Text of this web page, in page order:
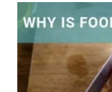
Tại
sao
vệ
sinh
thực